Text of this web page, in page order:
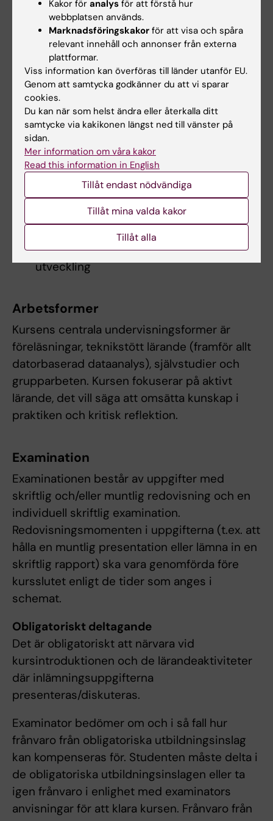
reflektion samt praktisk färdighetsträning och
utsätta studenterna för ett uppsättning
konceptuella och tekniska verktyg för att möta
dessa utmaningar. Specifika ämnen inkluderar
följande:
Reproducerbar forskning och rollen av
statistiska analysplaner
Problemen med p-hacking, datagrävning,
HARKing, cherry-picking och andra
tvivelaktiga forskningsmetoder
Vetenskaplig kommunikation, inklusive
praktiska färdigheter i att formulera och
strukturera innehåll samt kunskap om
retorik, skriv- och presentationsmetoder.
Jämställdhet och mångfald; hållbar
utveckling
Arbetsformer
Kursens centrala undervisningsformer är
föreläsningar, teknikstött lärande (framför allt
datorbaserad dataanalys), självstudier och
grupparbeten. Kursen fokuserar på aktivt
lärande, det vill säga att omsätta kunskap i
praktiken och kritisk reflektion.
Examination
Examinationen består av uppgifter med
skriftlig och/eller muntlig redovisning och en
individuell skriftlig examination.
Redovisningsmomenten i uppgifterna (t.ex. att
hålla en muntlig presentation eller lämna in en
skriftlig rapport) ska vara genomförda före
kursslutet enligt de tider som anges i
schemat.
Obligatoriskt deltagande
Det är obligatoriskt att närvara vid
kursintroduktionen och de lärandeaktiviteter
där inlämningsuppgifterna
presenteras/diskuteras.
Examinator bedömer om och i så fall hur
frånvaro från obligatoriska utbildningsinslag
kan kompenseras för. Studenten måste delta i
de obligatoriska utbildningsinslagen eller ta
igen frånvaro i enlighet med examinators
anvisningar för att klara kursen. Frånvaro från
Kakor för analys för att förstå hur
webbplatsen används.
Marknadsföringskakor för att visa och spåra
relevant innehåll och annonser från externa
plattformar.
Viss information kan överföras till länder utanför EU.
Genom att samtycka godkänner du att vi sparar
cookies.
Du kan när som helst ändra eller återkalla ditt
samtycke via kakikonen längst ned till vänster på
sidan.
Mer information om våra kakor
Read this information in English
Tillåt endast nödvändiga
Tillåt mina valda kakor
Tillåt alla